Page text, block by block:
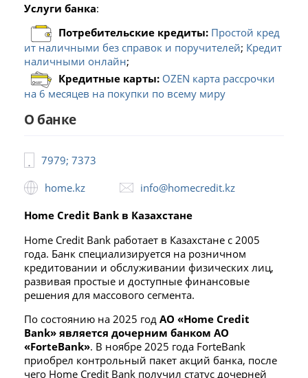
Услуги банка:
Потребительские кредиты: Простой кред
ит наличными без справок и поручителей; Кредит
наличными онлайн;
Кредитные карты: OZEN карта рассрочки
на 6 месяцев на покупки по всему миру
О банке
7979; 7373
home.kz
info@homecredit.kz
Home Credit Bank в Казахстане
Home Credit Bank работает в Казахстане с 2005
года. Банк специализируется на розничном
кредитовании и обслуживании физических лиц,
развивая простые и доступные финансовые
решения для массового сегмента.
По состоянию на 2025 год АО «Home Credit
Bank» является дочерним банком АО
«ForteBank». В ноябре 2025 года ForteBank
приобрел контрольный пакет акций банка, после
чего Home Credit Bank получил статус дочерней